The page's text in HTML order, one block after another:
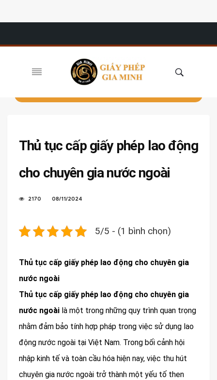
Thủ tục cấp giấy phép lao động
cho chuyên gia nước ngoài
2170 08/11/2024
5/5 - (1 bình chọn)
Thủ tục cấp giấy phép lao động cho chuyên gia
nước ngoài
Thủ tục cấp giấy phép lao động cho chuyên gia
nước ngoài là một trong những quy trình quan trọng
nhằm đảm bảo tính hợp pháp trong việc sử dụng lao
động nước ngoài tại Việt Nam. Trong bối cảnh hội
nhập kinh tế và toàn cầu hóa hiện nay, việc thu hút
chuyên gia nước ngoài trở thành một yếu tố then